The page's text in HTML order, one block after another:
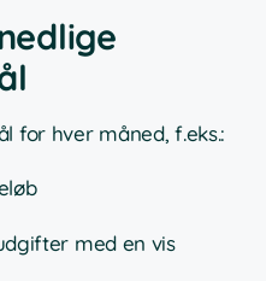
for hver måned, f.eks.:
med en vis